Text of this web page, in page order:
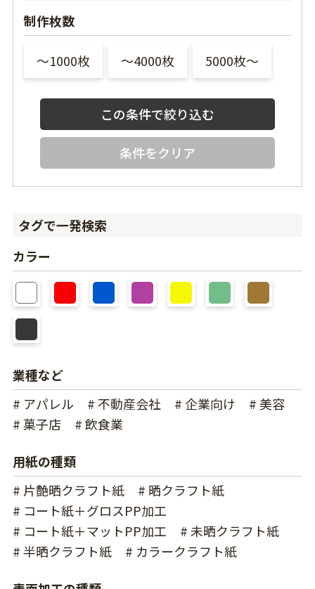
制作枚数
〜1000枚 〜4000枚 5000枚〜
条件をクリア
タグで一発検索
カラー
業種など
# アパレル
# 不動産会社 # 企業向け
# 美容
# 菓子店
# 飲食業
用紙の種類
# 片艶晒クラフト紙
# 晒クラフト紙
# コート紙＋グロスPP加工
# コート紙＋マットPP加工
# 未晒クラフト紙
# 半晒クラフト紙
# カラークラフト紙